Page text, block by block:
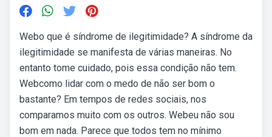
Webo que é síndrome de ilegitimidade? A síndrome da
ilegitimidade se manifesta de várias maneiras. No
entanto tome cuidado, pois essa condição não tem.
Webcomo lidar com o medo de não ser bom o
bastante? Em tempos de redes sociais, nos
comparamos muito com os outros. Webeu não sou
bom em nada. Parece que todos tem no mínimo